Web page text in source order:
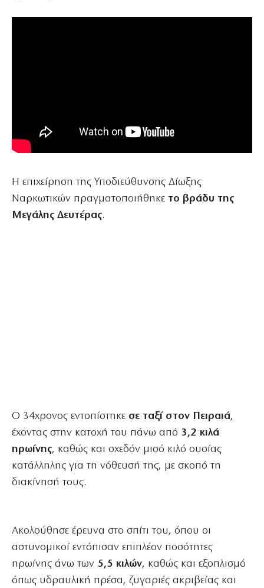
Η επιχείρηση της Υποδιεύθυνσης Δίωξης
Ναρκωτικών πραγματοποιήθηκε το βράδυ της
Μεγάλης Δευτέρας.
Ο 34χρονος εντοπίστηκε σε ταξί στον Πειραιά,
έχοντας στην κατοχή του πάνω από 3,2 κιλά
ηρωίνης, καθώς και σχεδόν μισό κιλό ουσίας
κατάλληλης για τη νόθευσή της, με σκοπό τη
διακίνησή τους.
Ακολούθησε έρευνα στο σπίτι του, όπου οι
αστυνομικοί εντόπισαν επιπλέον ποσότητες
ηρωίνης άνω των 5,5 κιλών, καθώς και εξοπλισμό
όπως υδραυλική πρέσα, ζυγαριές ακριβείας και